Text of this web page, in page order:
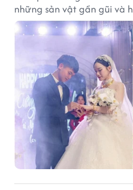
những sản vật gần gũi và
của núi rừng.